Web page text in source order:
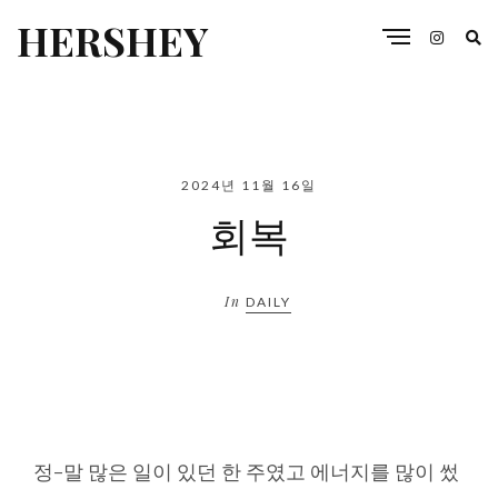
HERSHEY
2024년 11월 16일
회복
In DAILY
정-말 많은 일이 있던 한 주였고 에너지를 많이 썼